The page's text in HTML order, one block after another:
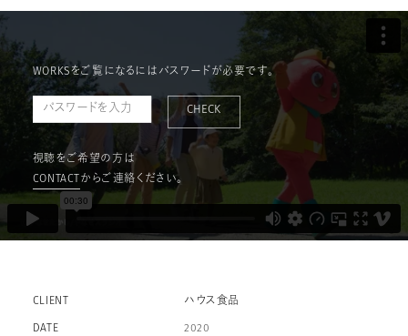
WORKSをご覧になるにはパスワードが必要です。
CHECK
視聴をご希望の方は
CONTACT からご連絡ください。
CLIENT ハウス食品
DATE 2020